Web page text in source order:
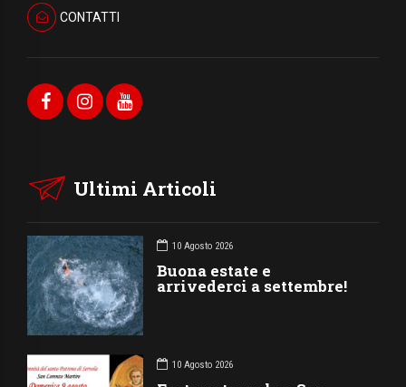
CONTATTI
Ultimi Articoli
10 Agosto 2026
Buona estate e
arrivederci a settembre!
10 Agosto 2026